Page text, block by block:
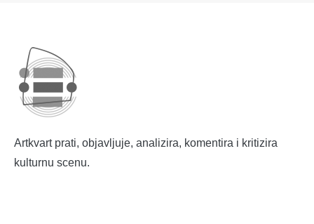
Artkvart prati, objavljuje, analizira, komentira i kritizira
kulturnu scenu.